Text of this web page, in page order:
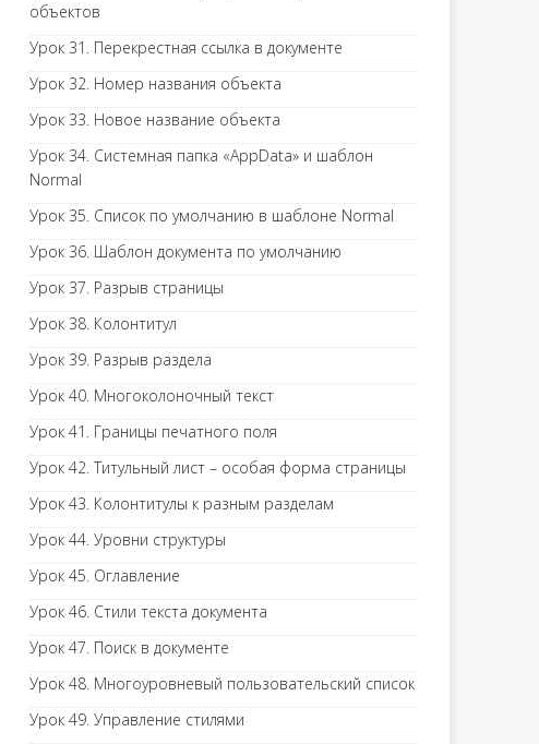
объектов
Урок 31. Перекрестная ссылка в документе
Урок 32. Номер названия объекта
Урок 33. Новое название объекта
Урок 34. Системная папка «AppData» и шаблон
Normal
Урок 35. Список по умолчанию в шаблоне Normal
Урок 36. Шаблон документа по умолчанию
Урок 37. Разрыв страницы
Урок 38. Колонтитул
Урок 39. Разрыв раздела
Урок 40. Многоколоночный текст
Урок 41. Границы печатного поля
Урок 42. Титульный лист – особая форма страницы
Урок 43. Колонтитулы к разным разделам
Урок 44. Уровни структуры
Урок 45. Оглавление
Урок 46. Стили текста документа
Урок 47. Поиск в документе
Урок 48. Многоуровневый пользовательский список
Урок 49. Управление стилями